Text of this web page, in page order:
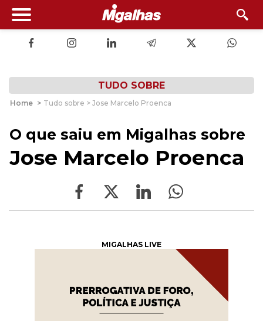
TUDO SOBRE
Home > Tudo sobre > Jose Marcelo Proenca
O que saiu em Migalhas sobre
Jose Marcelo Proenca
MIGALHAS LIVE